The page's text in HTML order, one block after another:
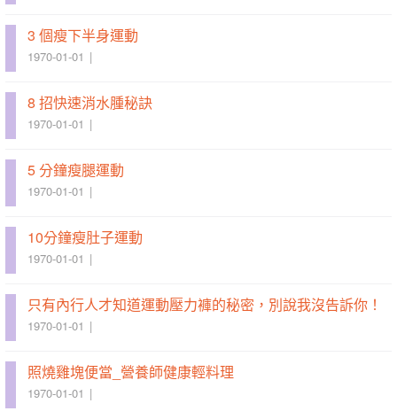
3 個瘦下半身運動
1970-01-01
8 招快速消水腫秘訣
1970-01-01
5 分鐘瘦腿運動
1970-01-01
10分鐘瘦肚子運動
1970-01-01
只有內行人才知道運動壓力褲的秘密，別說我沒告訴你！
1970-01-01
照燒雞塊便當_營養師健康輕料理
1970-01-01